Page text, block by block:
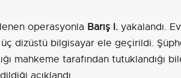
operasyonla Barış I. yakalandı.
dizüstü bilgisayar ele geçirildi.
mahkeme tarafından tutuklandığı
açıklandı.